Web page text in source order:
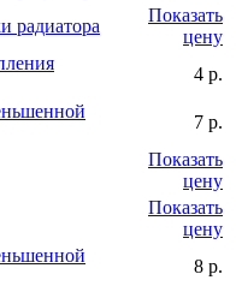
pадиатоpа
Показать
цену
4 р.
7 р.
Показать
цену
Показать
цену
8 р.